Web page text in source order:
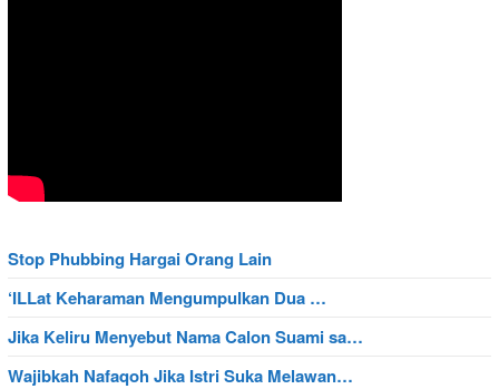
Stop Phubbing Hargai Orang Lain
‘ILLat Keharaman Mengumpulkan Dua …
Jika Keliru Menyebut Nama Calon Suami sa…
Wajibkah Nafaqoh Jika Istri Suka Melawan…